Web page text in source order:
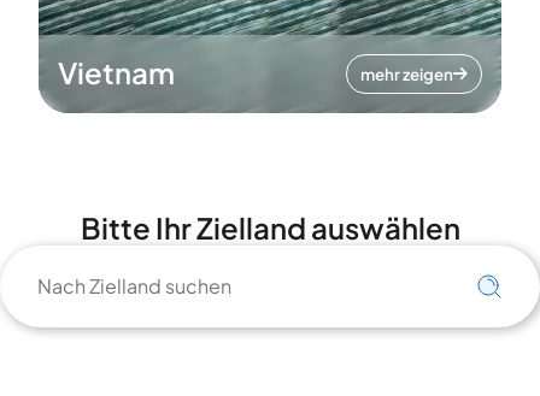
Vietnam mehr zeigen
Bitte Ihr Zielland auswählen